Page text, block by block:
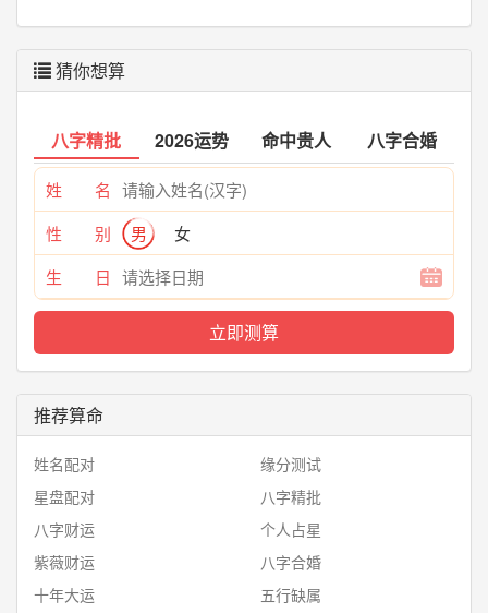
猜你想算
八字精批 2026运势 命中贵人 八字合婚
姓 名
性 别
男
女
生 日
推荐算命
姓名配对
缘分测试
星盘配对
八字精批
八字财运
个人占星
紫薇财运
八字合婚
十年大运
五行缺属